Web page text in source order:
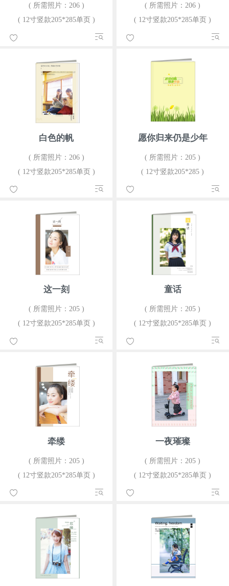
( 所需照片：206 )
( 12寸竖款205*285单页 )
( 所需照片：206 )
( 12寸竖款205*285单页 )
白色的帆
( 所需照片：206 )
( 12寸竖款205*285单页 )
愿你归来仍是少年
( 所需照片：205 )
( 12寸竖款205*285 )
这一刻
( 所需照片：205 )
( 12寸竖款205*285单页 )
童话
( 所需照片：205 )
( 12寸竖款205*285单页 )
牵缕
( 所需照片：205 )
( 12寸竖款205*285单页 )
一夜璀璨
( 所需照片：205 )
( 12寸竖款205*285单页 )